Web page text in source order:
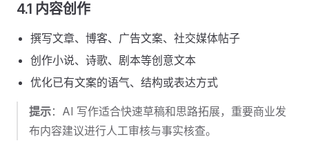
4.1 内容创作
撰写文章、博客、广告文案、社交媒体帖子
创作小说、诗歌、剧本等创意文本
优化已有文案的语气、结构或表达方式
提示：AI 写作适合快速草稿和思路拓展，重要商业发
布内容建议进行人工审核与事实核查。